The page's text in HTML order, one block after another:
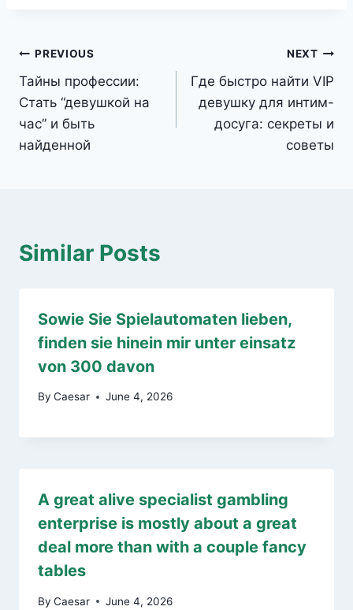
Post
navigation
PREVIOUS
Тайны профессии:
Стать “девушкой на
час” и быть
найденной
NEXT
Где быстро найти VIP
девушку для интим-
досуга: секреты и
советы
Similar Posts
Sowie Sie Spielautomaten lieben,
finden sie hinein mir unter einsatz
von 300 davon
By Caesar June 4, 2026
A great alive specialist gambling
enterprise is mostly about a great
deal more than with a couple fancy
tables
By Caesar June 4, 2026